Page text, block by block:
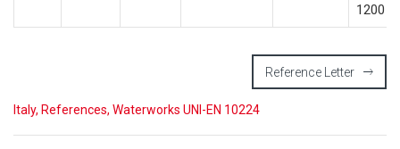
1200
Reference Letter
Italy, References, Waterworks UNI-EN 10224